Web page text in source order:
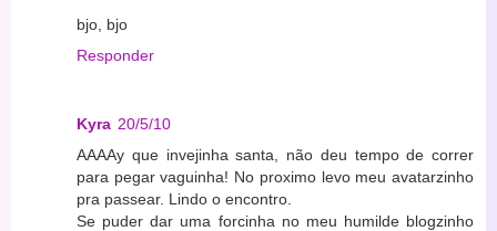
bjo, bjo
Responder
Kyra 20/5/10
AAAAy que invejinha santa, não deu tempo de correr
para pegar vaguinha! No proximo levo meu avatarzinho
pra passear. Lindo o encontro.
Se puder dar uma forcinha no meu humilde blogzinho